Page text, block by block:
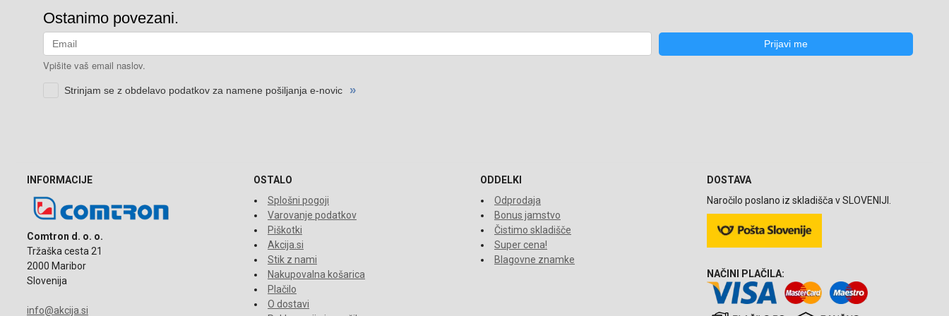
INFORMACIJE
Comtron d. o. o.
Tržaška cesta 21
2000 Maribor
Slovenija
info@akcija.si
OSTALO
Splošni pogoji
Varovanje podatkov
Piškotki
Akcija.si
Stik z nami
Nakupovalna košarica
Plačilo
O dostavi
ODDELKI
Odprodaja
Bonus jamstvo
Čistimo skladišče
Super cena!
Blagovne znamke
DOSTAVA
Naročilo poslano iz skladišča v SLOVENIJI.
NAČINI PLAČILA: